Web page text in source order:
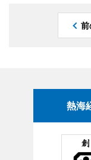
前
熱海